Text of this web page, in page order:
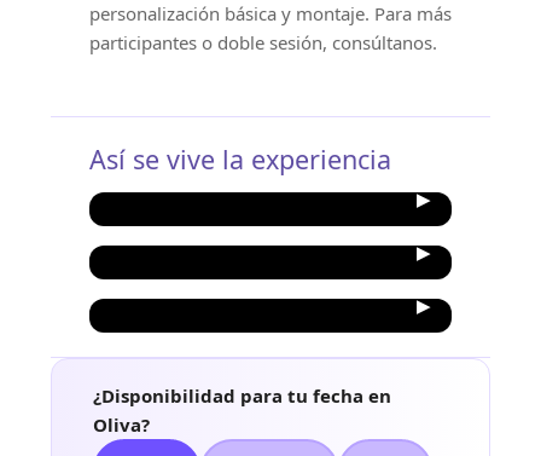
personalización básica y montaje. Para más
participantes o doble sesión, consúltanos.
Así se vive la experiencia
¿Disponibilidad para tu fecha en
Oliva?